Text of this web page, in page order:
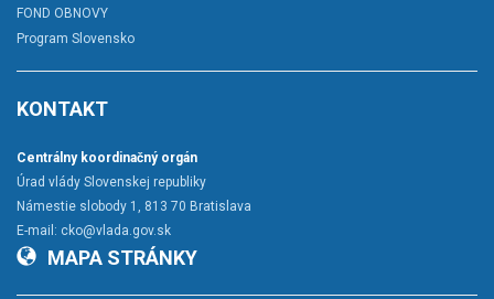
FOND OBNOVY
Program Slovensko
KONTAKT
Centrálny koordinačný orgán
Úrad vlády Slovenskej republiky
Námestie slobody 1, 813 70 Bratislava
E-mail: cko@vlada.gov.sk
MAPA STRÁNKY